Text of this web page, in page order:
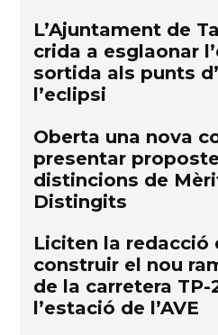
L’Ajuntament de
crida a esglaonar
sortida als punts
l’eclipsi
Oberta una nova
presentar
distincions de
Distingits
Liciten la redacció
construir el nou
de la carretera TP-
l’estació de l’AVE